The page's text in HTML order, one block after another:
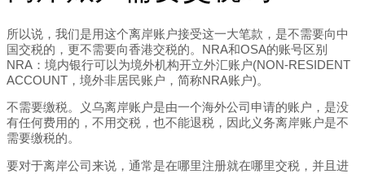
所以说，我们是用这个离岸账户接受这一大笔款，是不需要向中
国交税的，更不需要向香港交税的。NRA和OSA的账号区别
NRA：境内银行可以为境外机构开立外汇账户(NON-RESIDENT
ACCOUNT，境外非居民账户，简称NRA账户)。
不需要缴税。义乌离岸账户是由一个海外公司申请的账户，是没
有任何费用的，不用交税，也不能退税，因此义务离岸账户是不
需要缴税的。
要对于离岸公司来说，通常是在哪里注册就在哪里交税，并且进